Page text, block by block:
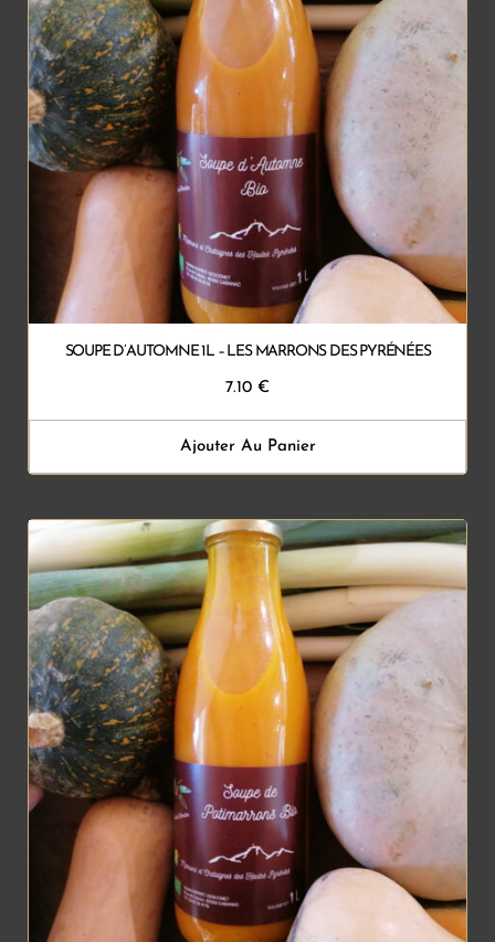
SOUPE D’AUTOMNE 1L – LES MARRONS DES PYRÉNÉES
7.10 €
Ajouter Au Panier